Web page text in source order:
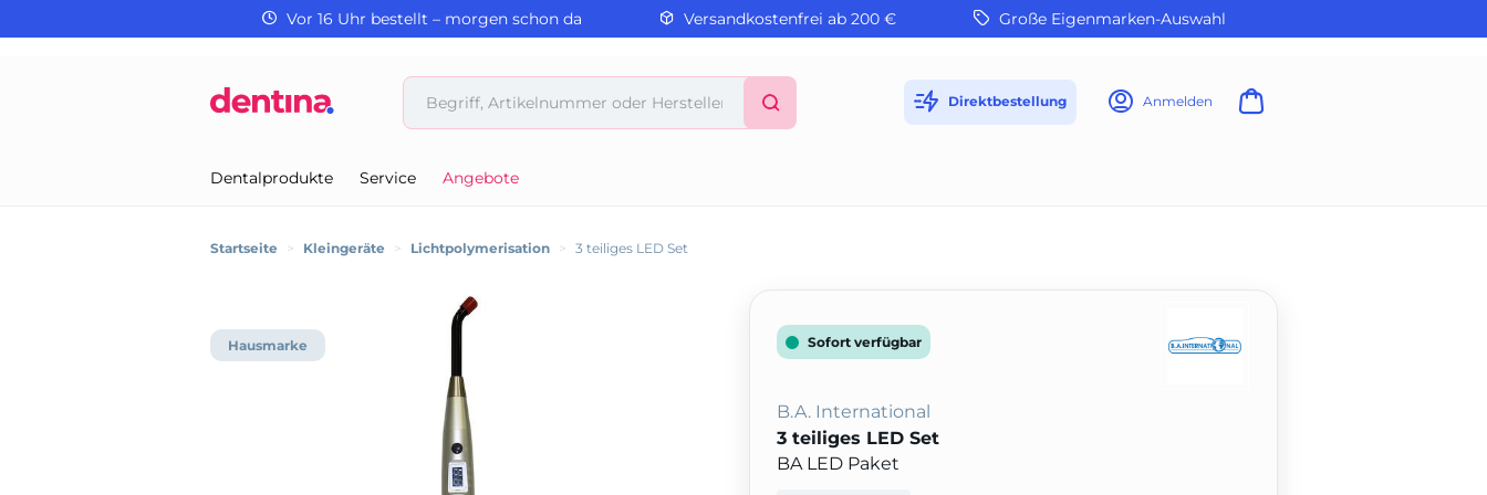
Vor 16 Uhr bestellt – morgen schon da Versandkostenfrei ab 200 € Große Eigenmarken-Auswahl
Direktbestellung Anmelden
Dentalprodukte Service Angebote
Startseite > Kleingeräte > Lichtpolymerisation > 3 teiliges LED Set
Hausmarke Sofort verfügbar
B.A. International
3 teiliges LED Set
BA LED Paket